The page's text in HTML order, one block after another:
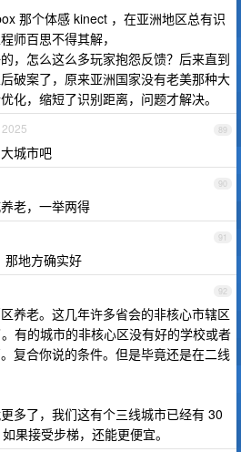
那个体感 kinect ，在亚洲地区总有识
师百思不得其解，
，怎么这么多玩家抱怨反馈？后来直到
破案了，原来亚洲国家没有老美那种大
化，缩短了识别距离，问题才解决。
89
城市吧
90
老，一举两得
91
那地方确实好
92
养老。这几年许多省会的非核心市辖区
有的城市的非核心区没有好的学校或者
复合你说的条件。但是毕竟还是在二线
多了，我们这有个三线城市已经有 30
果接受步梯，还能更便宜。